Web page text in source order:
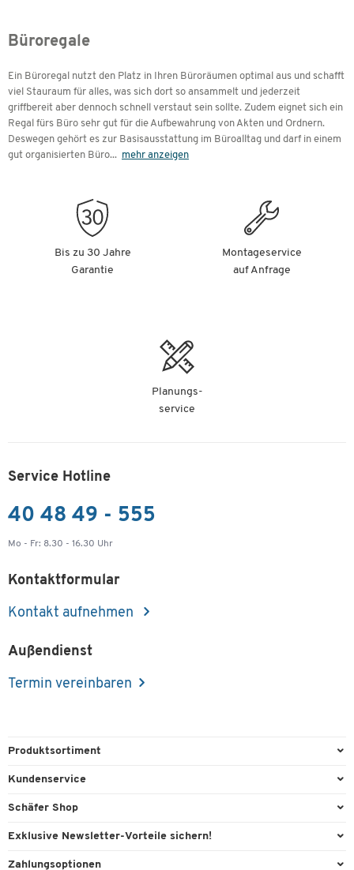
Büroregale
Ein Büroregal nutzt den Platz in Ihren Büroräumen optimal aus und schafft
viel Stauraum für alles, was sich dort so ansammelt und jederzeit
griffbereit aber dennoch schnell verstaut sein sollte. Zudem eignet sich ein
Regal fürs Büro sehr gut für die Aufbewahrung von Akten und Ordnern.
Deswegen gehört es zur Basisausstattung im Büroalltag und darf in einem
gut organisierten Büro... mehr anzeigen
Bis zu 30 Jahre
Garantie
Montageservice
auf Anfrage
Planungs-
service
Service Hotline
40 48 49 - 555
Mo - Fr: 8.30 - 16.30 Uhr
Kontaktformular
Kontakt aufnehmen
Außendienst
Termin vereinbaren
Produktsortiment
Büroausstattung
Kundenservice
Direktbestellung
Schäfer Shop
AGB
Exklusive Newsletter-Vorteile sichern!
Willkommensgeschenk
Zahlungsoptionen